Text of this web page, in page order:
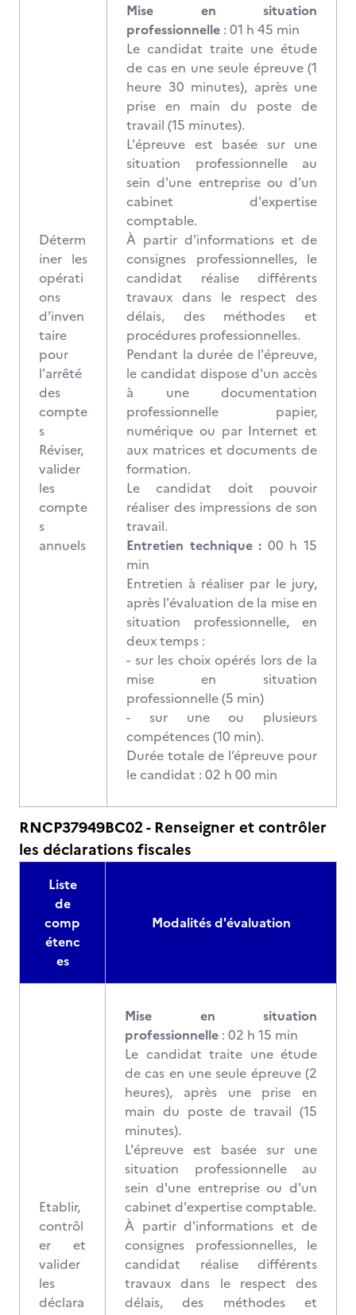
Déterm
iner les
opérati
ons
d'inven
taire
pour
l'arrêté
des
compte
s
Réviser,
valider
les
compte
s
annuels
Mise en situation
professionnelle : 01 h 45 min
Le candidat traite une étude
de cas en une seule épreuve (1
heure 30 minutes), après une
prise en main du poste de
travail (15 minutes).
L'épreuve est basée sur une
situation professionnelle au
sein d'une entreprise ou d'un
cabinet d'expertise
comptable.
À partir d'informations et de
consignes professionnelles, le
candidat réalise différents
travaux dans le respect des
délais, des méthodes et
procédures professionnelles.
Pendant la durée de l'épreuve,
le candidat dispose d'un accès
à une documentation
professionnelle papier,
numérique ou par Internet et
aux matrices et documents de
formation.
Le candidat doit pouvoir
réaliser des impressions de son
travail.
Entretien technique : 00 h 15
min
Entretien à réaliser par le jury,
après l'évaluation de la mise en
situation professionnelle, en
deux temps :
- sur les choix opérés lors de la
mise en situation
professionnelle (5 min)
- sur une ou plusieurs
compétences (10 min).
Durée totale de l’épreuve pour
le candidat : 02 h 00 min
RNCP37949BC02 - Renseigner et contrôler
les déclarations fiscales
Liste
de
comp
étenc
es
Modalités d'évaluation
Etablir,
contrôl
er et
valider
les
déclara
Mise en situation
professionnelle : 02 h 15 min
Le candidat traite une étude
de cas en une seule épreuve (2
heures), après une prise en
main du poste de travail (15
minutes).
L'épreuve est basée sur une
situation professionnelle au
sein d'une entreprise ou d'un
cabinet d'expertise comptable.
À partir d'informations et de
consignes professionnelles, le
candidat réalise différents
travaux dans le respect des
délais, des méthodes et